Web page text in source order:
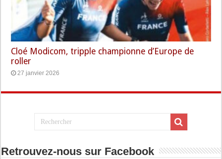
Cloé Modicom, tripple championne d’Europe de
roller
27 janvier 2026
Retrouvez-nous sur Facebook